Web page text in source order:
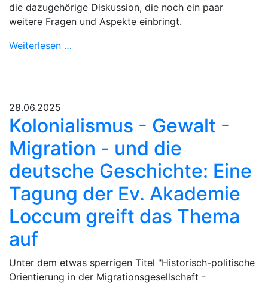
die dazugehörige Diskussion, die noch ein paar
weitere Fragen und Aspekte einbringt.
Weiterlesen …
28.06.2025
Kolonialismus - Gewalt -
Migration - und die
deutsche Geschichte: Eine
Tagung der Ev. Akademie
Loccum greift das Thema
auf
Unter dem etwas sperrigen Titel "Historisch-politische
Orientierung in der Migrationsgesellschaft -